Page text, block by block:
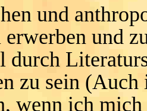
und
und
durch
zu sein
wenn ich